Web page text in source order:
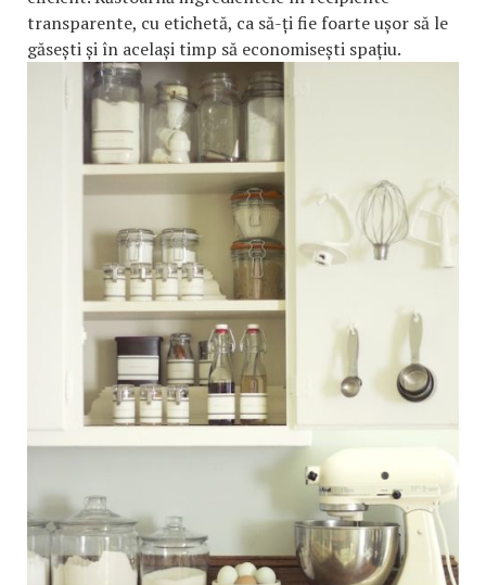
transparente, cu etichetă, ca să-ți fie foarte ușor să le
găsești și în același timp să economisești spațiu.